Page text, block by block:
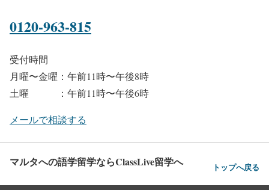
0120-963-815
受付時間
月曜〜金曜：午前11時〜午後8時
土曜 ：午前11時〜午後6時
メールで相談する
マルタへの語学留学ならClassLive留学へ トップへ戻る